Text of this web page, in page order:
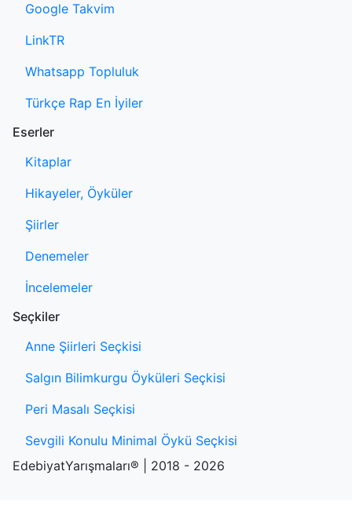
Google Takvim
LinkTR
Whatsapp Topluluk
Türkçe Rap En İyiler
Eserler
Kitaplar
Hikayeler, Öyküler
Şiirler
Denemeler
İncelemeler
Seçkiler
Anne Şiirleri Seçkisi
Salgın Bilimkurgu Öyküleri Seçkisi
Peri Masalı Seçkisi
Sevgili Konulu Minimal Öykü Seçkisi
EdebiyatYarışmaları® | 2018 - 2026